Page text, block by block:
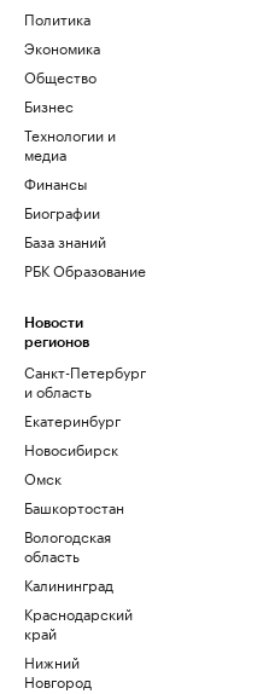
Политика
Экономика
Общество
Бизнес
Технологии и
медиа
Финансы
Биографии
База знаний
РБК Образование
Новости
регионов
Санкт-Петербург
и область
Екатеринбург
Новосибирск
Омск
Башкортостан
Вологодская
область
Калининград
Краснодарский
край
Нижний
Новгород